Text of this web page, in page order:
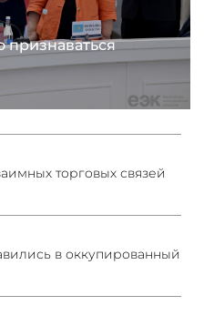
признаваться
торговых связей
в оккупированный